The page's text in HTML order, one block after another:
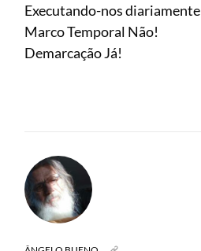
Executando-nos diariamente
Marco Temporal Não!
Demarcação Já!